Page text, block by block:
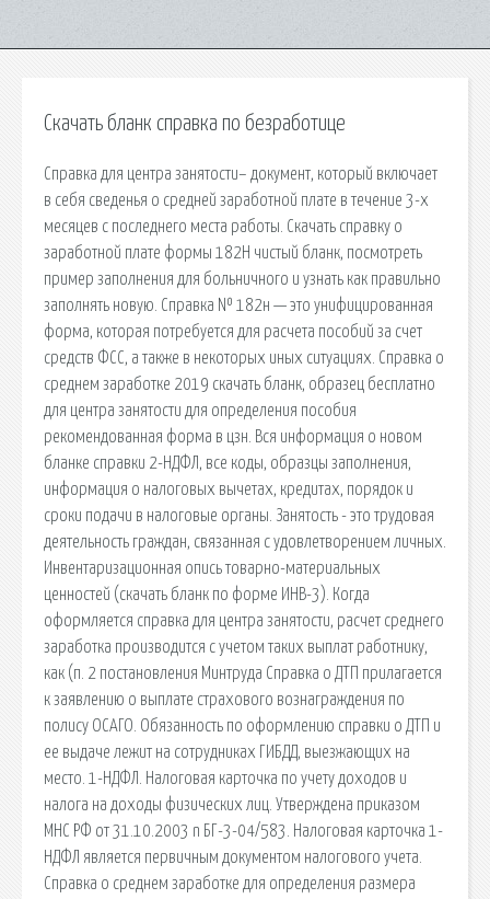
Скачать бланк справка по безработице
Справка для центра занятости– документ, который включает
в себя сведенья о средней заработной плате в течение 3-х
месяцев с последнего места работы. Скачать справку о
заработной плате формы 182Н чистый бланк, посмотреть
пример заполнения для больничного и узнать как правильно
заполнять новую. Справка № 182н — это унифицированная
форма, которая потребуется для расчета пособий за счет
средств ФСС, а также в некоторых иных ситуациях. Справка о
среднем заработке 2019 скачать бланк, образец бесплатно
для центра занятости для определения пособия
рекомендованная форма в цзн. Вся информация о новом
бланке справки 2-НДФЛ, все коды, образцы заполнения,
информация о налоговых вычетах, кредитах, порядок и
сроки подачи в налоговые органы. Занятость - это трудовая
деятельность граждан, связанная с удовлетворением личных.
Инвентаризационная опись товарно-материальных
ценностей (скачать бланк по форме ИНВ-3). Когда
оформляется справка для центра занятости, расчет среднего
заработка производится с учетом таких выплат работнику,
как (п. 2 постановления Минтруда Справка о ДТП прилагается
к заявлению о выплате страхового вознаграждения по
полису ОСАГО. Обязанность по оформлению справки о ДТП и
ее выдаче лежит на сотрудниках ГИБДД, выезжающих на
место. 1-НДФЛ. Налоговая карточка по учету доходов и
налога на доходы физических лиц. Утверждена приказом
МНС РФ от 31.10.2003 n БГ-3-04/583. Налоговая карточка 1-
НДФЛ является первичным документом налогового учета.
Справка о среднем заработке для определения размера